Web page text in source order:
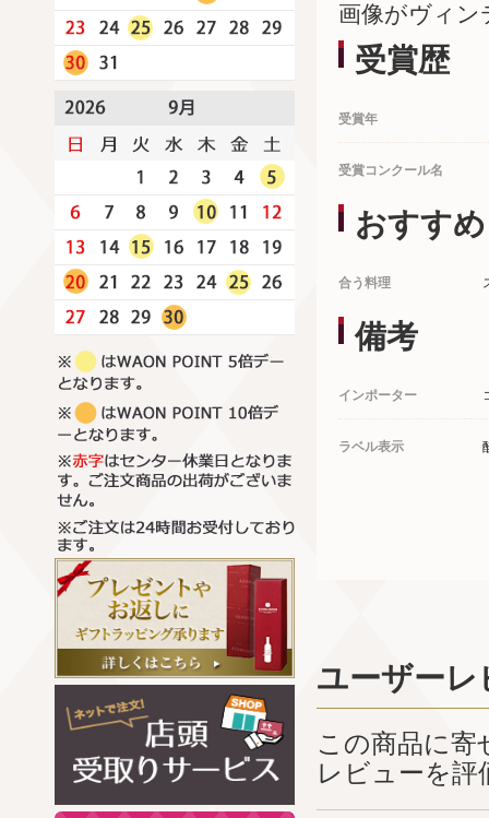
画像がヴィン
受賞歴
受賞年
受賞コンクール名
おすすめ
合う料理
備考
インポーター
ラベル表示
ユーザーレ
この商品に
レビューを評